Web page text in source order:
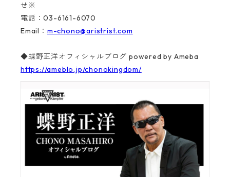
せ※
電話：03-6161-6070
Email： m-chono@aristrist.com
◆蝶野正洋オフィシャルブログ powered by Ameba
https://ameblo.jp/chonokingdom/